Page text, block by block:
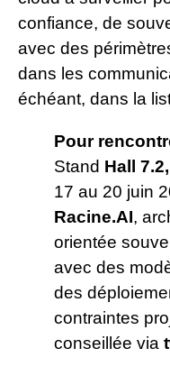
confiance, de
avec des
dans les
échéant, dans la
Pour
Stand Hall
17 au 20 juin
Racine.AI,
orientée
avec des
des
contraintes
conseillée via